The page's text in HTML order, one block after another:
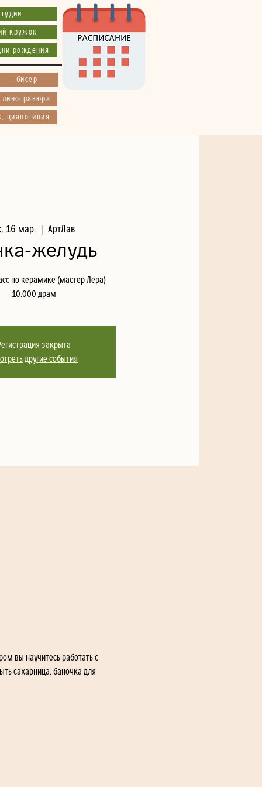
кружок
рождения
бисер
цианотипия
16 мар. АртЛав
желудь
по керамике (мастер Лера)
10.000 драм
закрыта
другие события
вы научитесь работать с
сахарница, баночка для